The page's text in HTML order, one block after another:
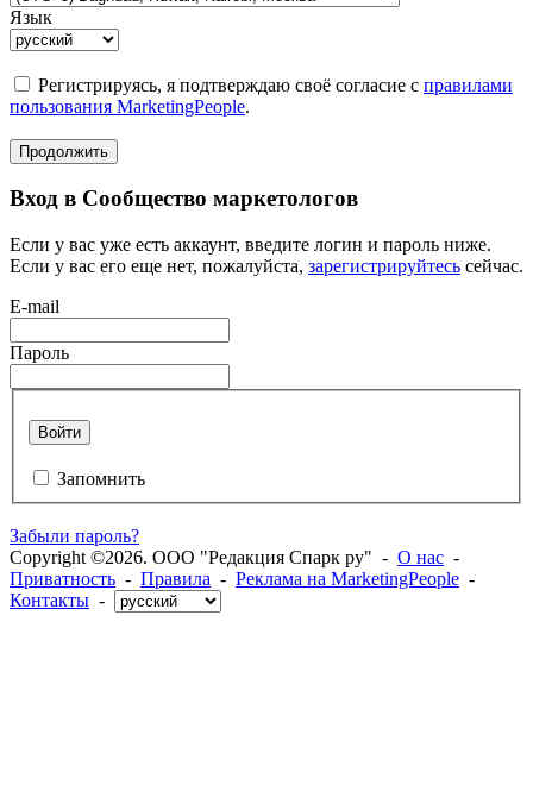
Язык
Регистрируясь, я подтверждаю своё согласие с правилами
пользования MarketingPeople.
Продолжить
Вход в Сообщество маркетологов
Если у вас уже есть аккаунт, введите логин и пароль ниже.
Если у вас его еще нет, пожалуйста, зарегистрируйтесь сейчас.
E-mail
Пароль
Войти
Запомнить
Забыли пароль?
Copyright ©2026. ООО "Редакция Спарк ру" - О нас -
Приватность - Правила - Реклама на MarketingPeople -
Контакты -